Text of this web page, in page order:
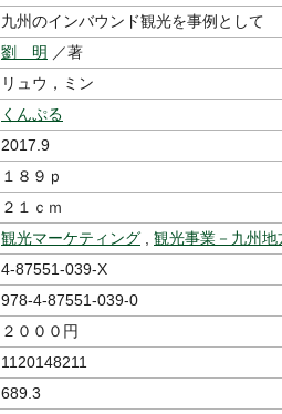
九州のインバウンド観光を事例として
劉 明 ／著
リュウ，ミン
くんぷる
2017.9
１８９ｐ
２１ｃｍ
観光マーケティング
観光事業－九州地
4-87551-039-X
978-4-87551-039-0
２０００円
1120148211
689.3